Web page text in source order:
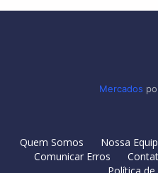
Mercados
Quem Somos Nossa
Comunicar Erros